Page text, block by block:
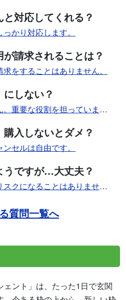
対応してくれる？
かり対応します。
請求されることは？
をすることはありません。
しない？
要な役割を担っています。
入しないとダメ？
セルは自由です。
うですが…大丈夫？
クになることはありません。
質問一覧へ
ェント」は、たった1日で玄関